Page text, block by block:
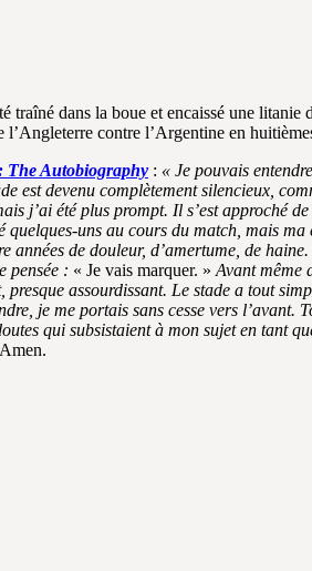
dans la boue et encaissé une
contre l’Argentine en
The Autobiography : « Je pouvais
devenu complètement silencieux,
j’ai été plus prompt. Il s’est approché
uns au cours du match, mais
de douleur, d’amertume, de
pensée : « Je vais marquer. » Avant même
assourdissant. Le stade a tout
je me portais sans cesse vers
qui subsistaient à mon sujet en tant
Amen.